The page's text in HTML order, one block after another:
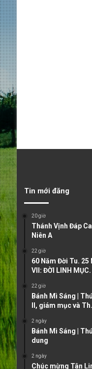
Tin mới đăng
20 giờ
Thánh Vịnh Đáp
Niên A
22 giờ
60 Năm Đời Tu. 25
VII: ĐỜI LINH
22 giờ
Bánh Mì Sáng |
II, giám mục và
2 ngày
Bánh Mì Sáng |
dung
2 ngày
Chúc mừng Tân